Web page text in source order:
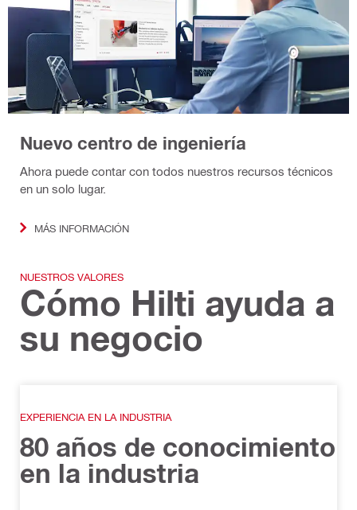
Nuevo centro de ingeniería
Ahora puede contar con todos nuestros recursos técnicos
en un solo lugar.
MÁS INFORMACIÓN
NUESTROS VALORES
Cómo Hilti ayuda a
su negocio
EXPERIENCIA EN LA INDUSTRIA
80 años de conocimiento
en la industria